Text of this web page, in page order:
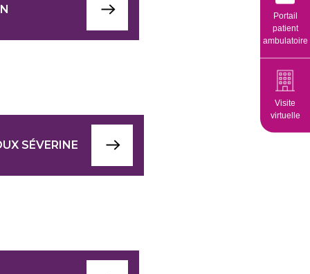
SÉVERINE
Portail
patient
ambulatoire
Visite
virtuelle